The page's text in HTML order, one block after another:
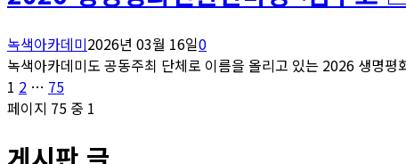
녹색아카데미2026년 03월 16일0
녹색아카데미도 공동주최 단체로 이름을 올리고 있는 2026 생명평
글
페
페
이
1 페
이
2 … 페
이
75
페이지 75 중 1